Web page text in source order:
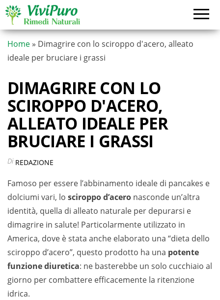
Vai
contenuto
Home » Dimagrire con lo sciroppo d'acero, alleato
ideale per bruciare i grassi
DIMAGRIRE CON LO
SCIROPPO D'ACERO,
ALLEATO IDEALE PER
BRUCIARE I GRASSI
Di REDAZIONE
Famoso per essere l’abbinamento ideale di pancakes e
dolciumi vari, lo sciroppo d’acero nasconde un’altra
identità, quella di alleato naturale per depurarsi e
dimagrire in salute! Particolarmente utilizzato in
America, dove è stata anche elaborato una “dieta dello
sciroppo d’acero”, questo prodotto ha una potente
funzione diuretica: ne basterebbe un solo cucchiaio al
giorno per combattere efficacemente la ritenzione
idrica.